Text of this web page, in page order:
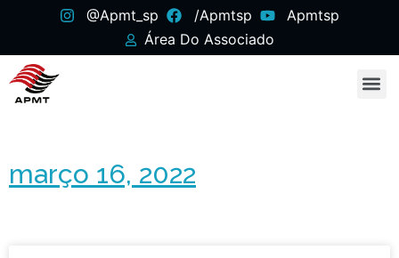
@apmt_sp /apmtsp
Apmtsp
Área Do Associado
março 16, 2022